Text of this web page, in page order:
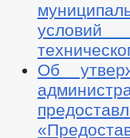
условий
Об